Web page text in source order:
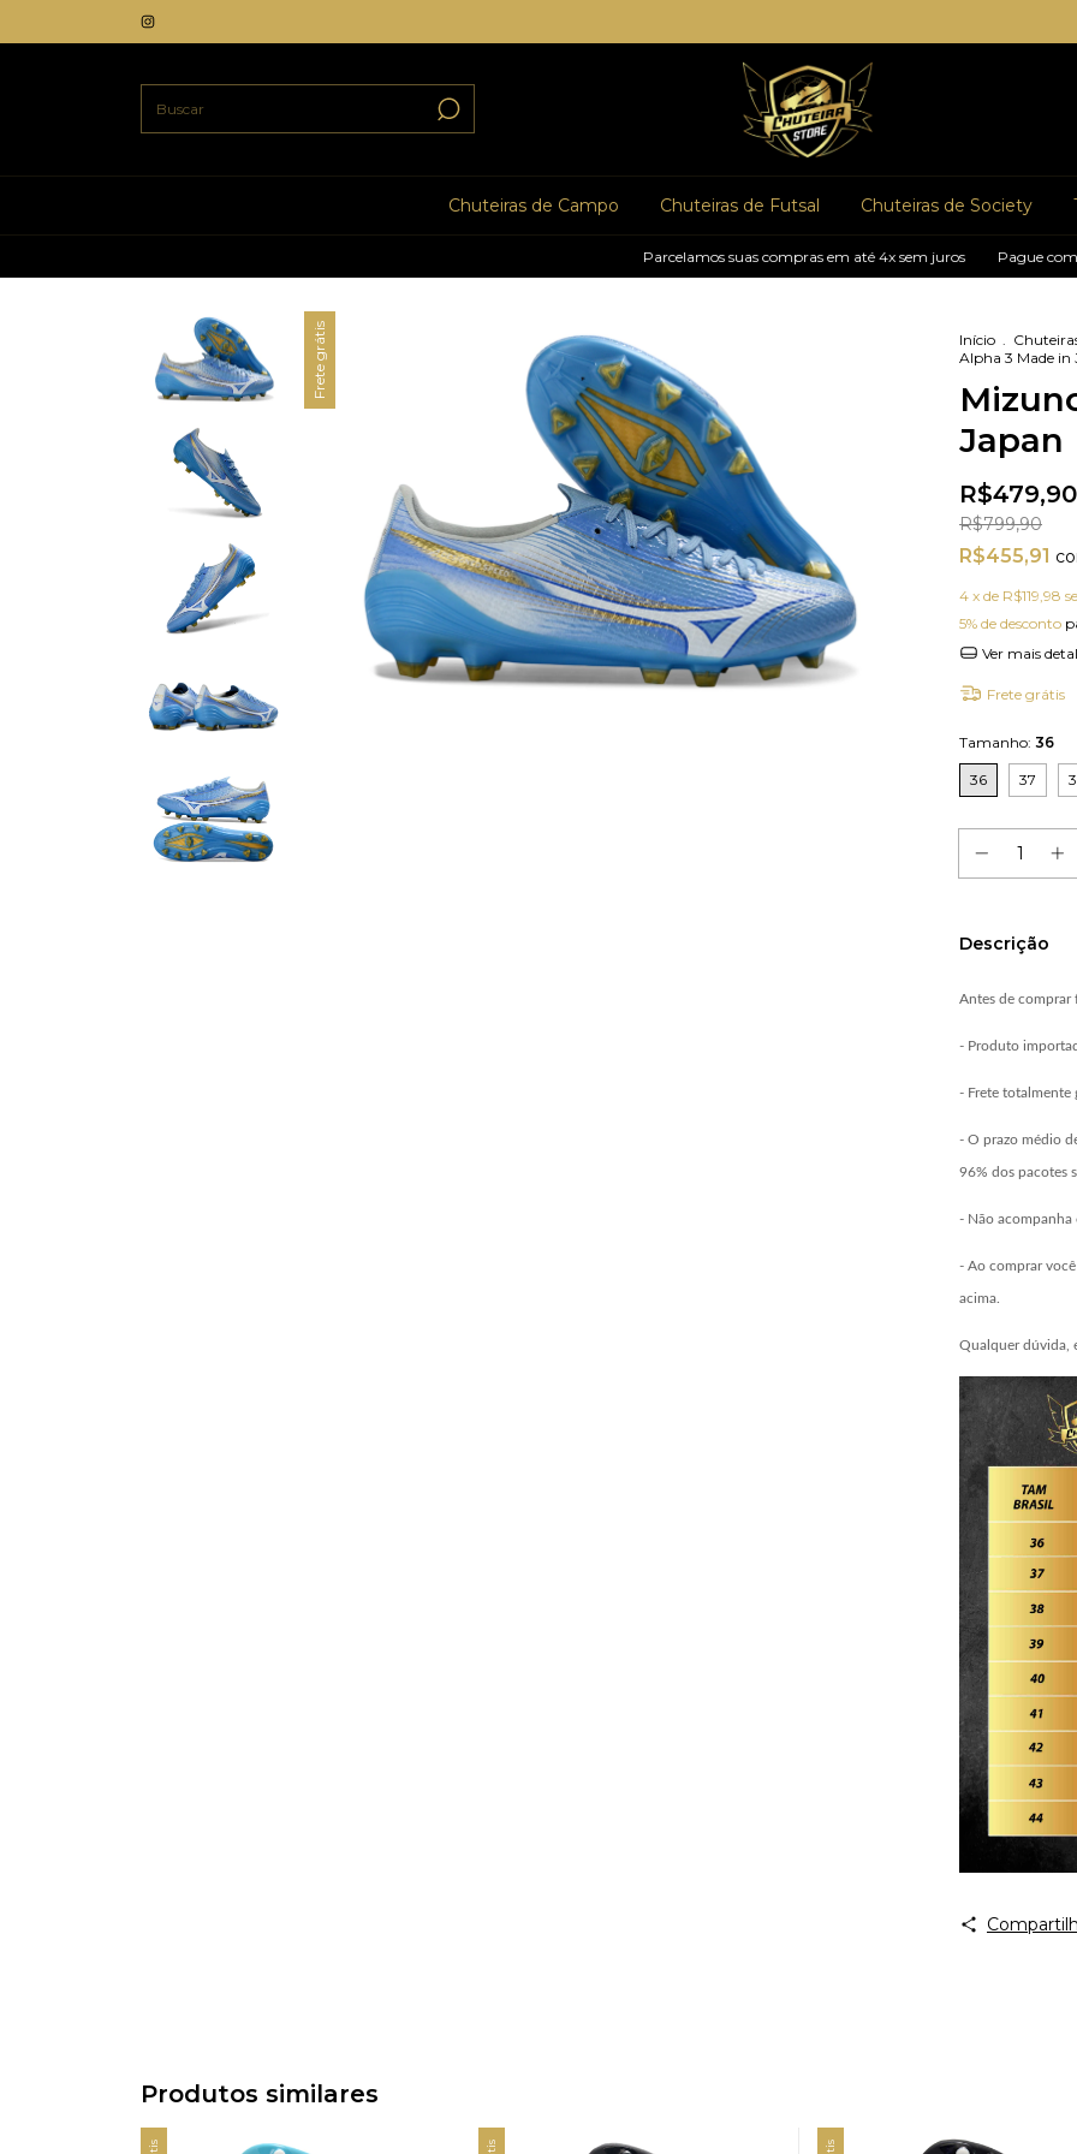
Chuteiras de Campo Chuteiras de Futsal Chuteiras de Society
Parcelamos suas compras em até 4x sem juros Pague com pix e
Frete grátis Início
Alpha 3 Made in
Japan
R$479,90
R$799,90
R$455,91
4 x de R$119,98
5% de desconto
Ver mais
Frete grátis
Tamanho: 36
36 37
Descrição
Antes de comprar
- Produto
- Frete totalmente
- O prazo médio
96% dos pacotes
- Não acompanha
- Ao comprar
acima.
Qualquer dúvida,
Produtos similares